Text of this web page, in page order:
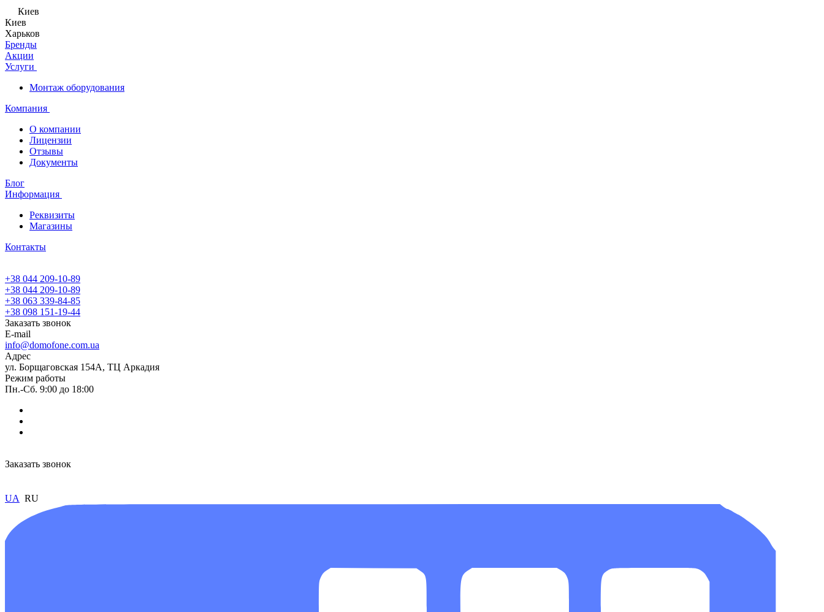
Киев
Киев
Харьков
Бренды
Акции
Услуги
Монтаж оборудования
Компания
О компании
Лицензии
Отзывы
Документы
Блог
Информация
Реквизиты
Магазины
Контакты
+38 044 209-10-89
+38 044 209-10-89
+38 063 339-84-85
+38 098 151-19-44
Заказать звонок
E-mail
info@domofone.com.ua
Адрес
ул. Борщаговская 154А, ТЦ Аркадия
Режим работы
Пн.-Сб. 9:00 до 18:00
Заказать звонок
UA RU